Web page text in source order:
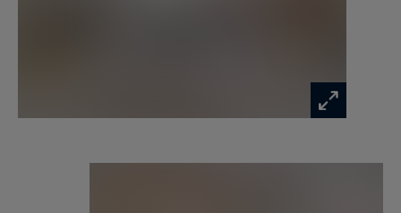
À l'étage, un salon dessert une suite, une
chambre, une salle de bains ainsi qu'un vaste